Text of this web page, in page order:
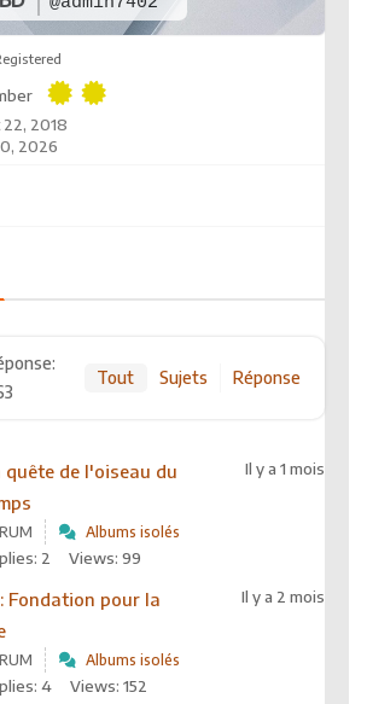
2018
2026
Tout Sujets Réponse
quête de l'oiseau du
Il y a 1 mois
Albums isolés
2 Views: 99
: Fondation pour la
Il y a 2 mois
Albums isolés
4 Views: 152